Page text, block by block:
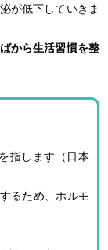
が低下していきま
から生活習慣を整
指します（日本
るため、ホルモ